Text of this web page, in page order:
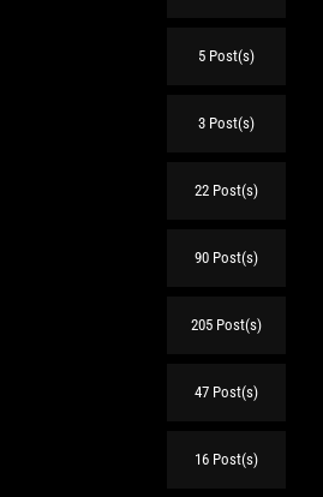
5 Post(s)
3 Post(s)
22 Post(s)
90 Post(s)
205 Post(s)
47 Post(s)
16 Post(s)